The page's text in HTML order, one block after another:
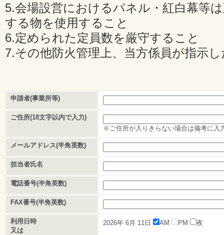
5.会場設営におけるパネル・紅白幕等
する物を使用すること
6.定められた定員数を厳守すること
7.その他防火管理上、当方係員が指示
申請者(事業所等)
ご住所(18文字以内で入力)
※ご住所が入りきらない場合は備考に入
メールアドレス(半角英数)
担当者氏名
電話番号(半角英数)
FAX番号(半角英数)
利用日時
又は
2026年 6月 11日 AM PM 夜